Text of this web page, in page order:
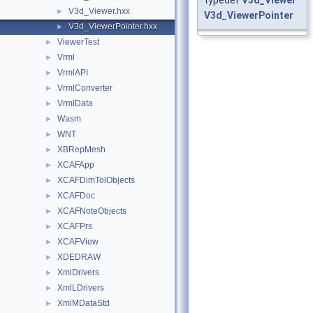
► V3d_Viewer.hxx
► V3d_ViewerPointer.hxx
► ViewerTest
► Vrml
► VrmlAPI
► VrmlConverter
► VrmlData
► Wasm
► WNT
► XBRepMesh
► XCAFApp
► XCAFDimTolObjects
► XCAFDoc
► XCAFNoteObjects
► XCAFPrs
► XCAFView
► XDEDRAW
► XmlDrivers
► XmlLDrivers
► XmlMDataStd
V3d_ViewerPointer